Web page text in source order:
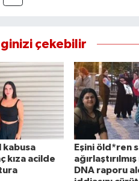
çekebilir
kabusa
kıza acilde
Eşini öld*ren
DNA raporu